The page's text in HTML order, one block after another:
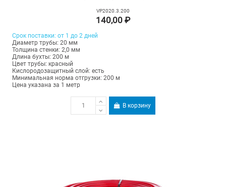
VP2020.3.200
140,00 ₽
Срок поставки: от 1 до 2 дней
Диаметр трубы: 20 мм
Толщина стенки: 2,0 мм
Длина бухты: 200 м
Цвет трубы: красный
Кислородозащитный слой: есть
Минимальная норма отгрузки: 200 м
Цена указана за 1 метр
В корзину